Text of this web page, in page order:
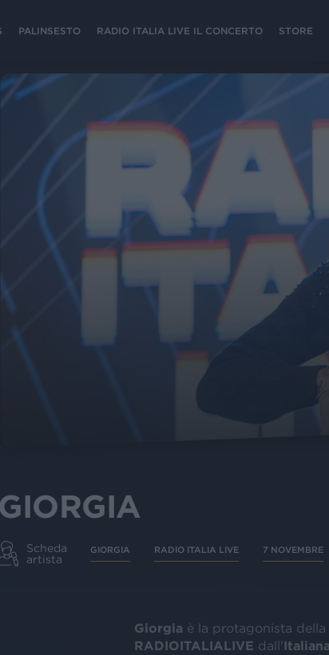
PALINSESTO RADIO ITALIA LIVE IL CONCERTO STORE
GIORGIA
Scheda
artista
GIORGIA RADIO ITALIA LIVE 7 NOVEMBRE
Giorgia è la protagonista
RADIOITALIALIVE dall'